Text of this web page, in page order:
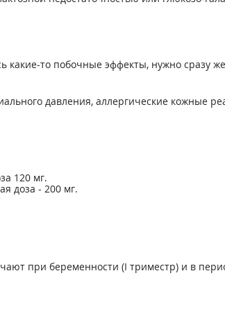
то побочные эффекты, нужно сразу
давления, аллергические кожные
120 мг.
доза - 200 мг.
при беременности (I триместр) и в